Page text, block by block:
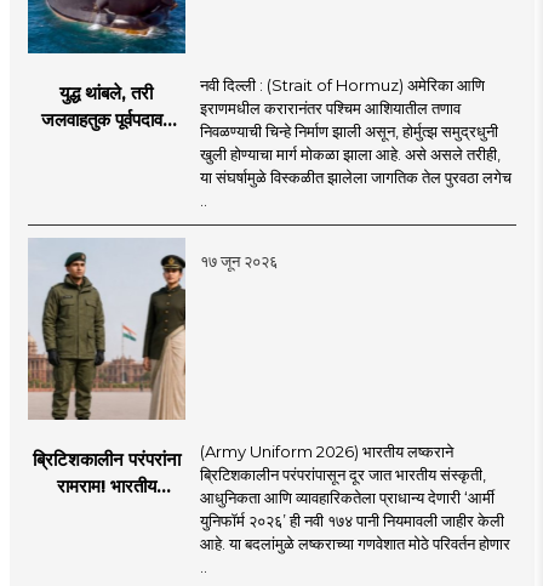
युद्ध थांबले, तरी
जलवाहतुक पूर्वपदावर
चिंता.
नवी दिल्ली : (Strait of Hormuz) अमेरिका आणि
इराणमधील करारानंतर पश्चिम आशियातील तणाव
निवळण्याची चिन्हे निर्माण झाली असून, होर्मुत्झ समुद्रधुनी
खुली होण्याचा मार्ग मोकळा झाला आहे. असे असले तरीही,
या संघर्षामुळे विस्कळीत झालेला जागतिक तेल पुरवठा लगेच
१७ जून २०२६
ब्रिटिशकालीन परंपरांना
रामराम! भारतीय
(Army Uniform 2026) भारतीय लष्कराने
ब्रिटिशकालीन परंपरांपासून दूर जात भारतीय संस्कृती,
आधुनिकता आणि व्यावहारिकतेला प्राधान्य देणारी ‘आर्मी
युनिफॉर्म २०२६’ ही नवी १७४ पानी नियमावली जाहीर केली
आहे. या बदलांमुळे लष्कराच्या गणवेशात मोठे परिवर्तन होणार